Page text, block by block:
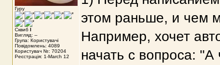
Гуру
Сквиб I
Вигляд: --
Група: Користувачі
Повідомлень: 4089
Користувач №: 70204
Реєстрація: 1-March 12
этом раньше, и чем
Например, хочет
начать с вопроса: